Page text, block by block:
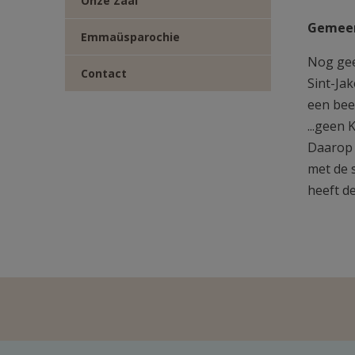
Emmaüsparochie
Contact
Nog
Sint-
een
...geen
met de
heeft